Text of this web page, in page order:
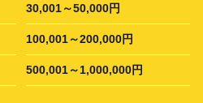
30,001～50,000円
100,001～200,000円
500,001～1,000,000円